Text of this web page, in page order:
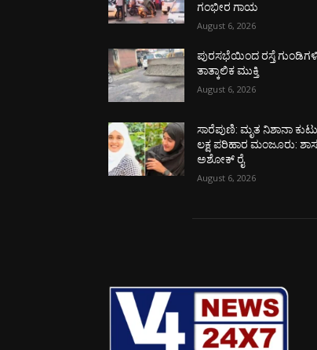
ಗಂಭೀರ ಗಾಯ
August 6, 2026
ಪುರಸಭೆಯಿಂದ ರಸ್ತೆ
ತಾತ್ಕಾಲಿಕ ಮುಕ್ತಿ
August 6, 2026
ಸಾರೆಪುಣಿ: ಮೃತ ನಿಶಾನಾ
ಲಕ್ಷ ಪರಿಹಾರ ಮಂಜೂರು:
ಅಶೋಕ್ ರೈ
August 6, 2026